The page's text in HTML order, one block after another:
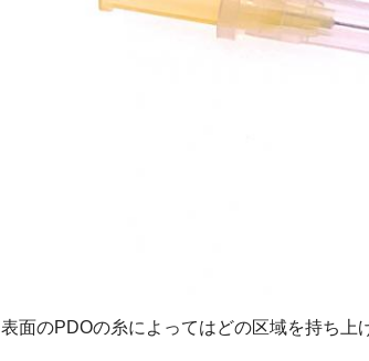
表面のPDOの糸によってはどの区域を持ち上